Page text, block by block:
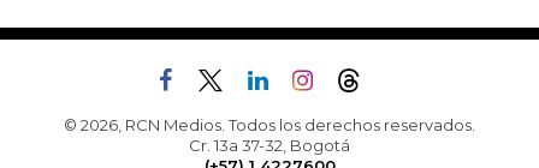
© 2026, RCN Medios. Todos los derechos reservados.
Cr. 13a 37-32, Bogotá